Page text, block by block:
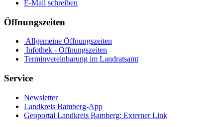
E-Mail schreiben
Öffnungszeiten
Allgemeine Öffnungszeiten
Infothek - Öffnungszeiten
Terminvereinbarung im Landratsamt
Service
Newsletter
Landkreis Bamberg-App
Geoportal Landkreis Bamberg: Externer Link